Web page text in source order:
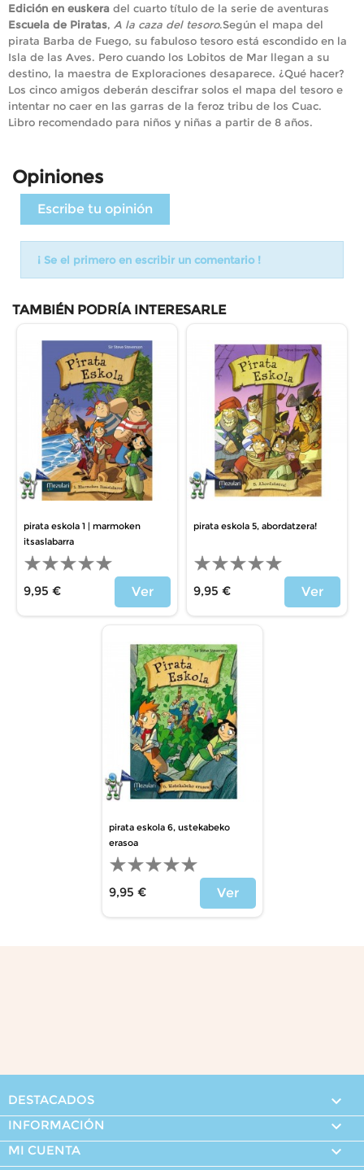
Edición en euskera del cuarto título de la serie de aventuras
Escuela de Piratas, A la caza del tesoro.Según el mapa del
pirata Barba de Fuego, su fabuloso tesoro está escondido en la
Isla de las Aves. Pero cuando los Lobitos de Mar llegan a su
destino, la maestra de Exploraciones desaparece. ¿Qué hacer?
Los cinco amigos deberán descifrar solos el mapa del tesoro e
intentar no caer en las garras de la feroz tribu de los Cuac.
Libro recomendado para niños y niñas a partir de 8 años.
Opiniones
Escribe tu opinión
¡ Se el primero en escribir un comentario !
TAMBIÉN PODRÍA INTERESARLE
pirata eskola 1 | marmoken
itsaslabarra
9,95 €
Ver
pirata eskola 5, abordatzera!
9,95 €
Ver
pirata eskola 6, ustekabeko
erasoa
9,95 €
Ver
DESTACADOS 
INFORMACIÓN 
MI CUENTA 